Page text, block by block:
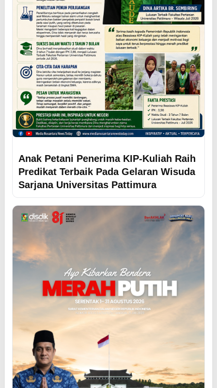
Anak Petani Penerima KIP-Kuliah Raih
Predikat Terbaik Pada Gelaran Wisuda
Sarjana Universitas Pattimura